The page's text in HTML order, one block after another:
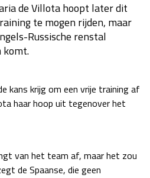
za 19:00 - 20:00
zo 18:00 - 20:00
2026 20 - 22 nov
za 05:00 - 06:00
04 - 06 dec
de Villota hoopt later dit
te mogen rijden, maar
Russische renstal
komt.
kans krijg om een vrije training af
haar hoop uit tegenover het
van het team af, maar het zou
de Spaanse, die geen